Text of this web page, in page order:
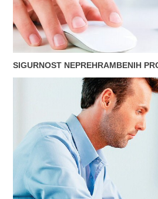
SIGURNOST NEPREHRAMBENIH